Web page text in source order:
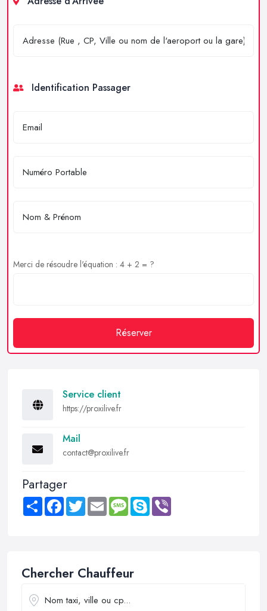
Identification Passager
Merci de résoudre l'équation : 4 + 2 = ?
Réserver
Service client
https://proxilive.fr
Mail
contact@proxilive.fr
Partager
Share FacebookTwitter Email MessageSkype
Chercher Chauffeur